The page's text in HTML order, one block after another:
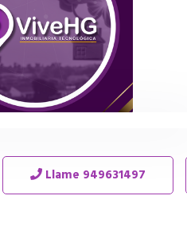
Llame 949631497